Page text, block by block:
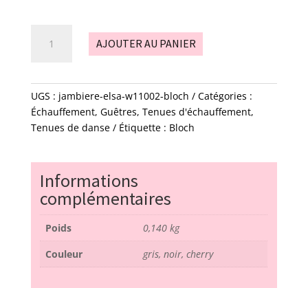
Elsa
-
W11002
AJOUTER AU PANIER
UGS : jambiere-elsa-w11002-bloch
Catégories :
Échauffement, Guêtres, Tenues d'échauffement,
Tenues de danse
Étiquette : Bloch
Informations
complémentaires
Poids
0,140 kg
Couleur
gris, noir, cherry